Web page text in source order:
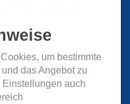
Erfahrungen für ihre
sie nach ihrem
der Natur.um bestimmte
das Angebot zu
auch